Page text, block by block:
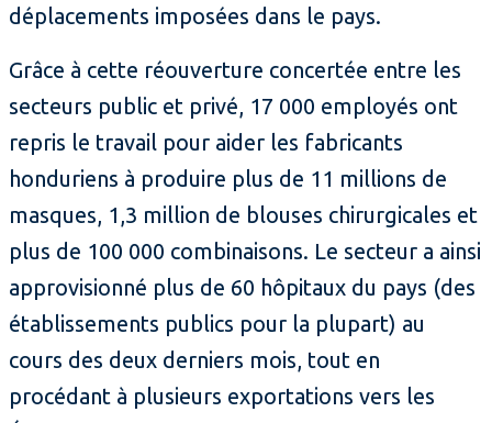
déplacements imposées dans le pays.
Grâce à cette réouverture concertée entre les
secteurs public et privé, 17 000 employés ont
repris le travail pour aider les fabricants
honduriens à produire plus de 11 millions de
masques, 1,3 million de blouses chirurgicales et
plus de 100 000 combinaisons. Le secteur a ainsi
approvisionné plus de 60 hôpitaux du pays (des
établissements publics pour la plupart) au
cours des deux derniers mois, tout en
procédant à plusieurs exportations vers les